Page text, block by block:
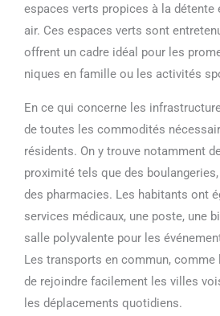
espaces verts propices à la détente
air. Ces espaces verts sont
offrent un cadre idéal pour les
niques en famille ou les activités
En ce qui concerne les
de toutes les commodités
résidents. On y trouve notamment
proximité tels que des
des pharmacies. Les habitants ont
services médicaux, une poste, une
salle polyvalente pour les
Les transports en commun, comme
de rejoindre facilement les villes
les déplacements quotidiens.